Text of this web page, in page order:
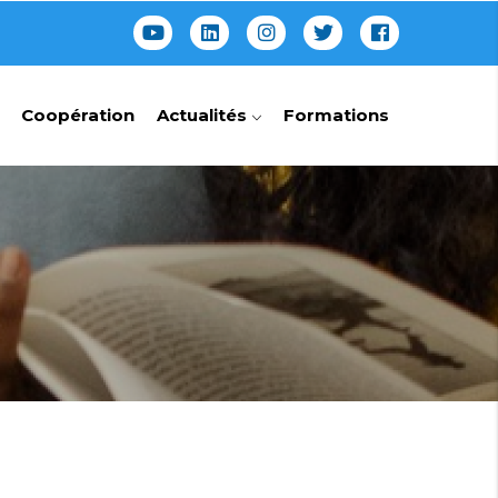
Coopération Actualités Formations